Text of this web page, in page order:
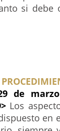
si debe
de
Los
en